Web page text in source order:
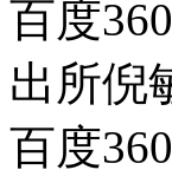
百度
出所倪
百度